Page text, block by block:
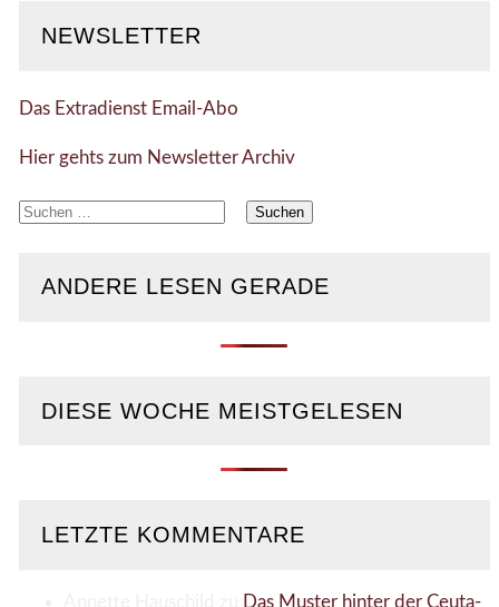
NEWSLETTER
Das Extradienst Email-Abo
Hier gehts zum Newsletter Archiv
Suchen
ANDERE LESEN GERADE
DIESE WOCHE MEISTGELESEN
LETZTE KOMMENTARE
Das Muster hinter der Ceuta-